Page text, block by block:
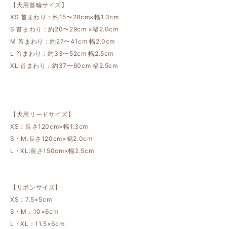
【犬用首輪サイズ】
XS 首まわり：約15〜28cm×幅1.3cm
S 首まわり：約20〜29cm ×幅2.0cm
M 首まわり：約27〜41cm 幅2.0cm
L 首まわり：約33〜52cm 幅2.5cm
XL 首まわり：約37〜60cm 幅2.5cm
【犬用リードサイズ】
XS：長さ120cm×幅1.3cm
S・M:長さ120cm×幅2.0cm
L・XL:長さ150cm×幅2.5cm
【リボンサイズ】
XS：7.5×5cm
S・M：10×6cm
L・XL：11.5×6cm